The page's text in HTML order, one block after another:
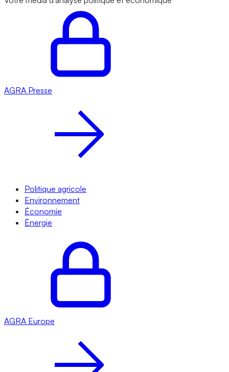
AGRA Presse
Politique agricole
Environnement
Économie
Énergie
AGRA Europe